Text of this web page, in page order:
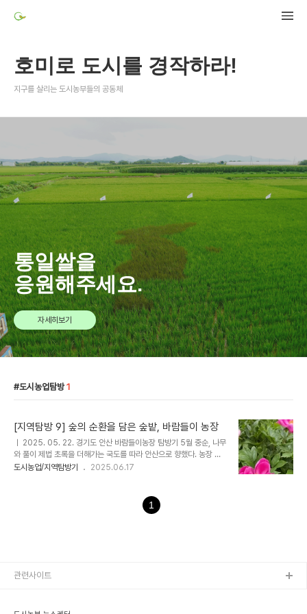
호미로 도시를 경작하라!
지구를 살리는 도시농부들의 공동체
통일쌀을
응원해주세요.
자세히보기
도시농업탐방 1
[지역탐방 9] 숲의 순환을 담은 숲밭, 바람들이 농장
ㅣ 2025. 05. 22. 경기도 안산 바람들이농장 탐방기 5월 중순, 나무
와 풀이 제법 초록을 더해가는 국도를 따라 안산으로 향했다. 농장 입
구 안쪽의 '바람들이농장' 현판이 걸린 원두막 뒤로 꽃분홍, 연분홍 작
구자로 불리는 안철환 선생님의 이다. 도시농업 분야에서 바람들이 농
장은 꽤 유명한 듯 하다. 포털에 이름만 넣어도 답사 후기가 여럿 보인
도시농업/지역탐방기 2025.06.17
1
관련사이트